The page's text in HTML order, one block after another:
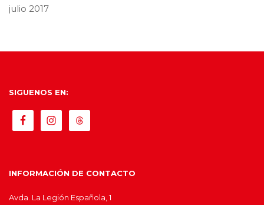
julio 2017
SIGUENOS EN:
INFORMACIÓN DE CONTACTO
Avda. La Legión Española, 1